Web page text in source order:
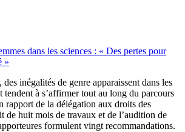
dans les sciences : « Des pertes pour
»
inégalités de genre apparaissent dans les
tendent à s’affirmer tout au long du parcours
rapport de la délégation aux droits des
de huit mois de travaux et de l’audition de
formulent vingt recommandations.